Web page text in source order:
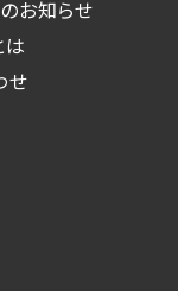
お知らせ
は
せ